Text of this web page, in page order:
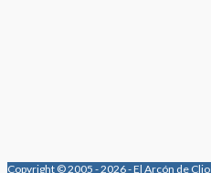
Copyright © 2005 - 2026 - El Arcón de Clio